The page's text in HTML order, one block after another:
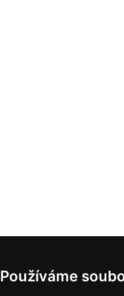
Používáme